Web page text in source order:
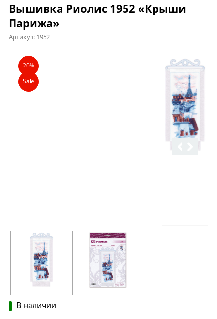
Вышивка Риолис 1952 «Крыши
Парижа»
Артикул: 1952
Описание
20%
Sale
В наличии